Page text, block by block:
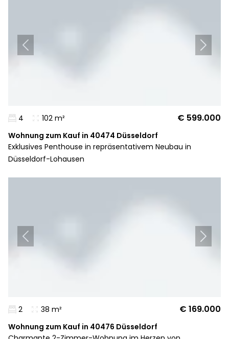
4 102 m² € 599.000
Wohnung zum Kauf in 40474 Düsseldorf
Exklusives Penthouse in repräsentativem Neubau in
Düsseldorf-Lohausen
2 38 m² € 169.000
Wohnung zum Kauf in 40476 Düsseldorf